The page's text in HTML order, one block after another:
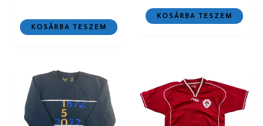
KOSÁRBA TESZEM
KOSÁRBA TESZEM